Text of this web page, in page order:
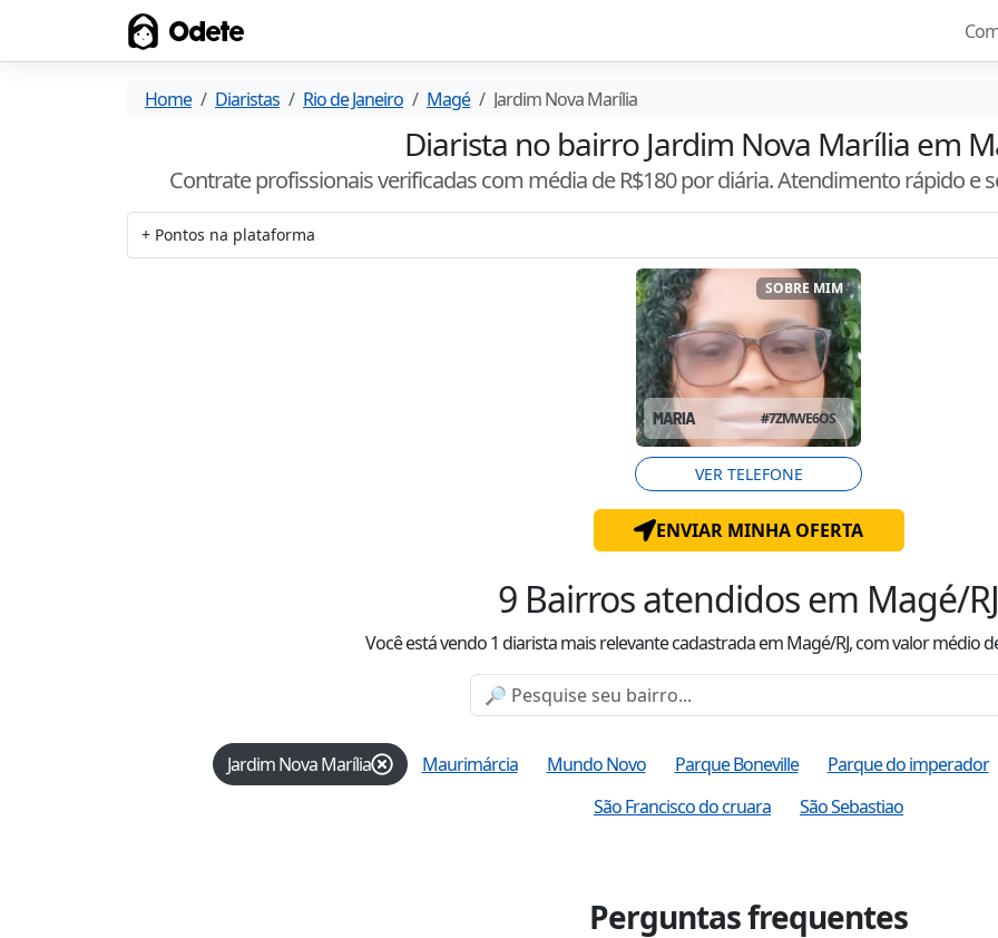
Odete
Home Diaristas Rio de Janeiro Magé Jardim Nova Marília
Diarista no bairro Jardim Nova Marília em
Contrate profissionais verificadas com média de R$180por diária. Atendimentorápido e
SOBRE MIM
MARIA #7ZMWE6OS
VER TELEFONE
ENVIAR MINHA OFERTA
9 Bairros atendidosem Magé/RJ
Você está vendo1 diarista mais relevante cadastrada em Magé/RJ, com valormédio
Jardim Nova Marília Maurimárcia Mundo Novo Parque Boneville Parque do imperador
São Francisco do cruara
São Sebastiao
Perguntas frequentes